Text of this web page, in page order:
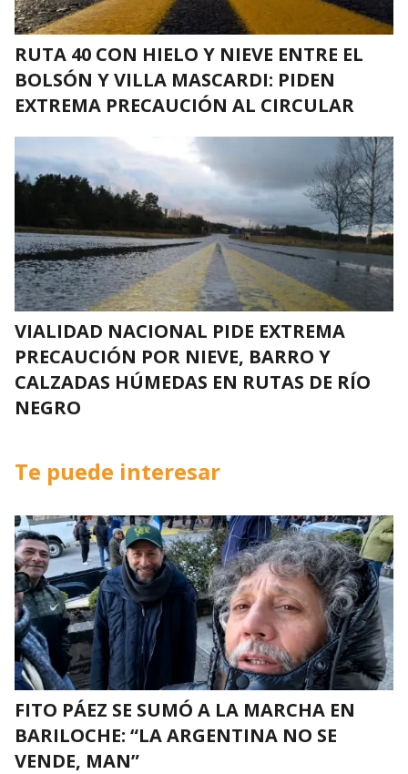
RUTA 40 CON HIELO Y NIEVE ENTRE EL
BOLSÓN Y VILLA MASCARDI: PIDEN
EXTREMA PRECAUCIÓN AL CIRCULAR
VIALIDAD NACIONAL PIDE EXTREMA
PRECAUCIÓN POR NIEVE, BARRO Y
CALZADAS HÚMEDAS EN RUTAS DE RÍO
NEGRO
Te puede interesar
FITO PÁEZ SE SUMÓ A LA MARCHA EN
BARILOCHE: “LA ARGENTINA NO SE
VENDE, MAN”